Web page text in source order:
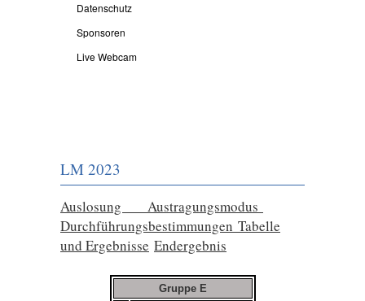
Datenschutz
Sponsoren
Live Webcam
LM 2023
Auslosung Austragungsmodus
Durchführungsbestimmungen Tabelle
und Ergebnisse Endergebnis
Gruppe E